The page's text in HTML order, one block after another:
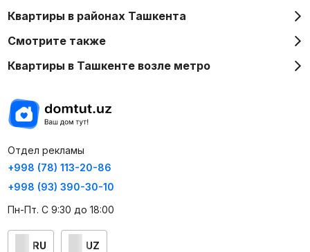
Квартиры в районах Ташкента
Смотрите также
Квартиры в Ташкенте возле метро
Отдел рекламы
+998 (78) 113-20-86
+998 (93) 390-30-10
Пн-Пт. С 9:30 до 18:00
RU UZ